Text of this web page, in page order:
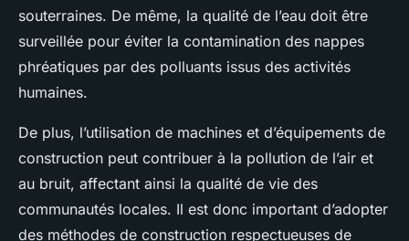
souterraines. De même, la qualité de l’eau doit être
surveillée pour éviter la contamination des nappes
phréatiques par des polluants issus des activités
humaines.
De plus, l’utilisation de machines et d’équipements de
construction peut contribuer à la pollution de l’air et
au bruit, affectant ainsi la qualité de vie des
communautés locales. Il est donc important d’adopter
des méthodes de construction respectueuses de